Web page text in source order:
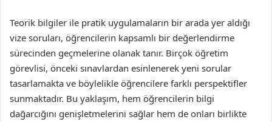
Teorik bilgiler ile pratik uygulamaların bir arada yer aldığı
vize soruları, öğrencilerin kapsamlı bir değerlendirme
sürecinden geçmelerine olanak tanır. Birçok öğretim
görevlisi, önceki sınavlardan esinlenerek yeni sorular
tasarlamakta ve böylelikle öğrencilere farklı perspektifler
sunmaktadır. Bu yaklaşım, hem öğrencilerin bilgi
dağarcığını genişletmelerini sağlar hem de onları birlikte